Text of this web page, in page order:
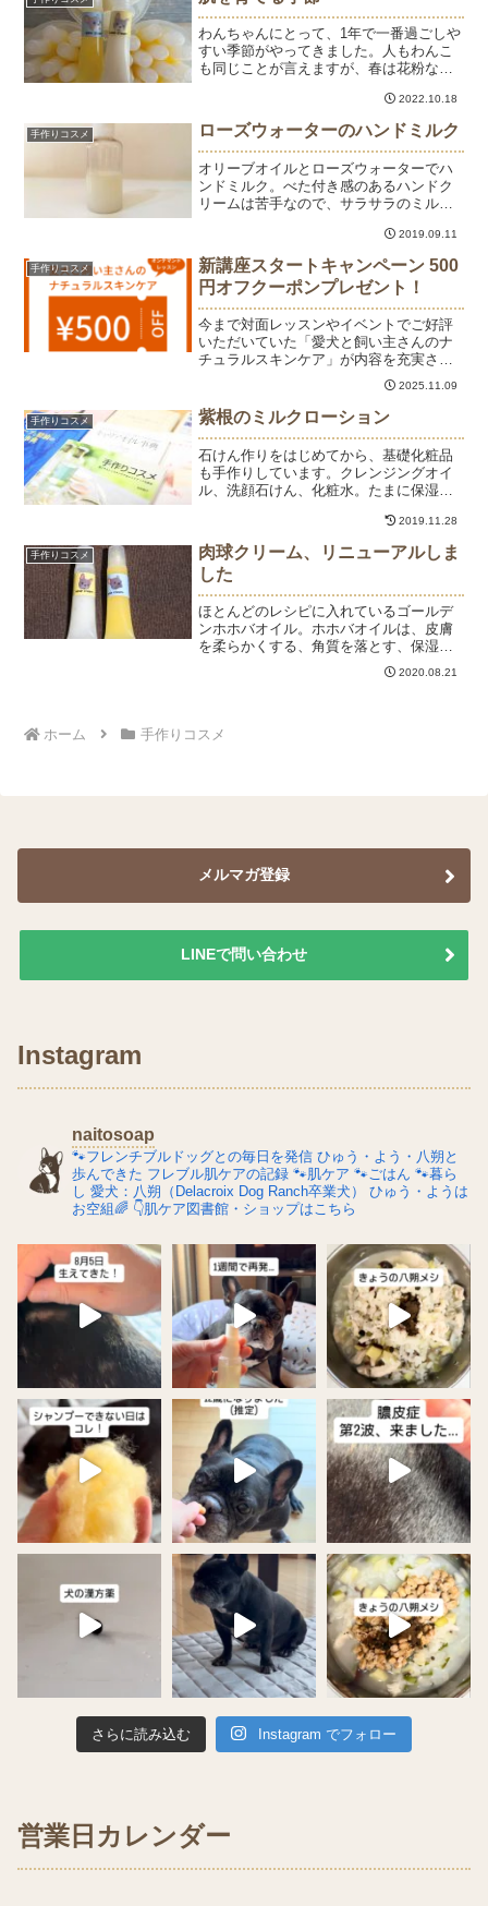
わんちゃんにとって、1年で一番過ごしや
すい季節がやってきました。人もわんこ
も同じことが言えますが、春は花粉など
夏は高温多湿で菌が活発に、冬は寒気と
湿度の低下で皮脂腺や汗腺の活動が低
下、皮膚の血流が悪くなり...
2022.10.18
手作りコスメ ローズウォーターのハンドミルク
オリーブオイルとローズウォーターでハ
ンドミルク。べた付き感のあるハンドク
リームは苦手なので、サラサラのミルク
ポリソルベート20は、温める必要がな
く、計量して容器の中で混ぜるだけで作
れるので簡単！手だけじゃ...
2019.09.11
手作りコスメ
新講座スタートキャンペーン 500
円オフクーポンプレゼント！
今まで対面レッスンやイベントでご好評
いただいていた「愛犬と飼い主さんのナ
チュラルスキンケア」が内容を充実させ
たオンデマンドレッスンになりました。
本日より11月16日までスタートキャンペ
ーンで500円オフでお申込みいただけま
す。クーポンコード...
2025.11.09
手作りコスメ 紫根のミルクローション
石けん作りをはじめてから、基礎化粧品
も手作りしています。クレンジングオイ
ル、洗顔石けん、化粧水。たまに保湿ク
がこれから乾燥の季節になるので、ミル
クローション（乳液）を作ってみまし
た。ピンクが紫根入り、白が...
2019.11.28
手作りコスメ
肉球クリーム、リニューアルしま
した
ほとんどのレシピに入れているゴールデ
ンホホバオイル。ホホバオイルは、皮膚
を柔らかくする、角質を落とす、保湿す
る、炎症を抑えるなどなど、美肌効果が
たっぷりです。なので、私が作る石けん
2020.08.21
ホーム 手作りコスメ
メルマガ登録
LINEで問い合わせ
Instagram
naitosoap
🐾フレンチブルドッグとの毎日を発信 ひゅう・よう・八朔と
歩んできた フレブル肌ケアの記録 🐾肌ケア 🐾ごはん 🐾暮ら
し 愛犬：八朔（Delacroix Dog Ranch卒業犬）
ひゅう・ようは
お空組🌈 👇肌ケア図書館・ショップはこちら
さらに読み込む Instagram でフォロー
営業日カレンダー